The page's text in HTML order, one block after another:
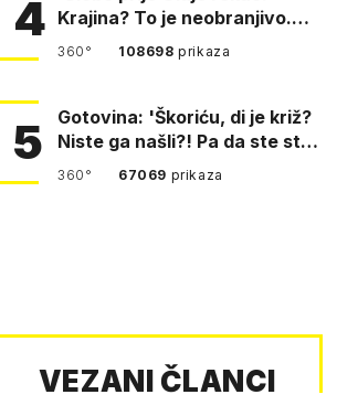
4 Krajina? To je neobranjivo.
Tuđmana zvao Krivousti'
360° 108698prikaza
5
Gotovina: 'Škoriću, di je križ?
Niste ga našli?! Pa da ste stali
i pitali fratr…
360° 67069 prikaza
VEZANI ČLANCI